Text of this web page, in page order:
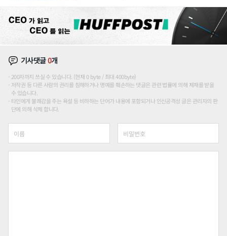
기사댓글0개
200자까지 쓰실 수 있습니다. (현재 0 byte / 최대 400byte)
저작권 등 다른 사람의 권리를 침해하거나 명예를 훼손하는 댓글은 관련 법률에 의해 제재를 받을
수 있습니다.
타인에게 불쾌감을 주는 욕설 등 비하하는 단어가 내용에 포함되거나 인신공격성 글은 관리자의 판
단에 의해 삭제 합니다.